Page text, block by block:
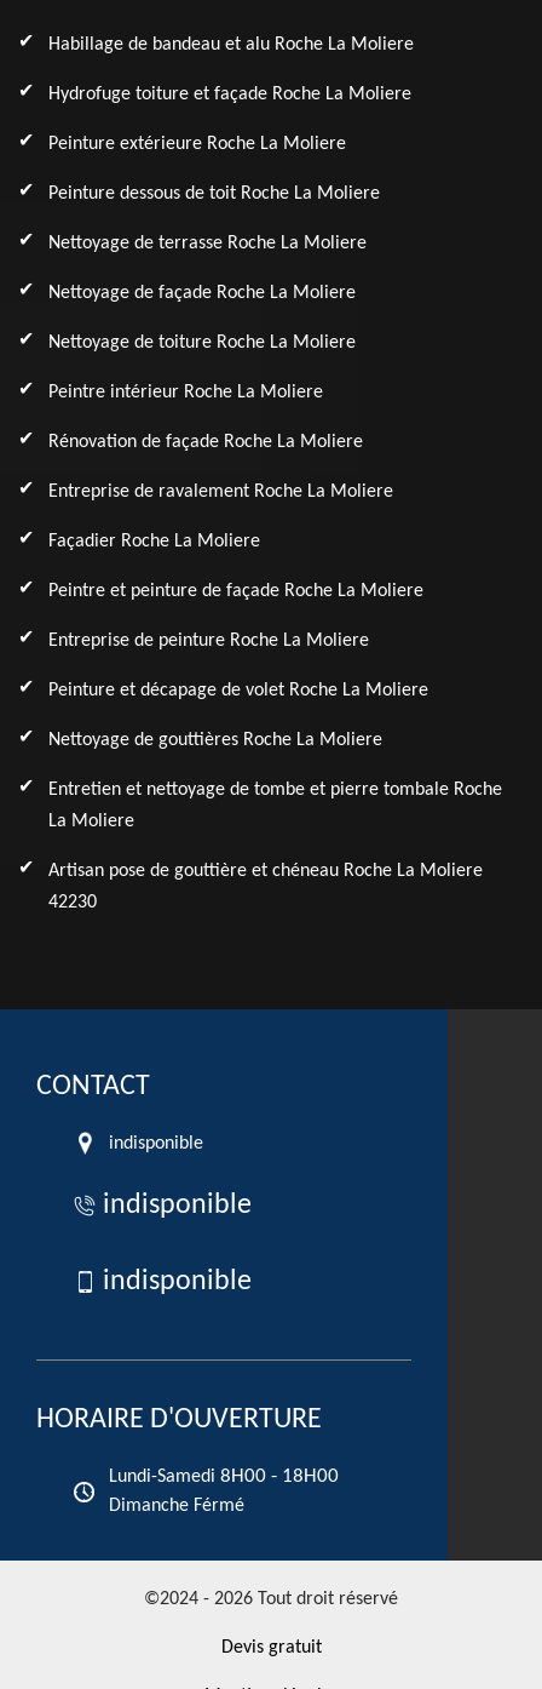
Habillage de bandeau et alu Roche La Moliere
Hydrofuge toiture et façade Roche La Moliere
Peinture extérieure Roche La Moliere
Peinture dessous de toit Roche La Moliere
Nettoyage de terrasse Roche La Moliere
Nettoyage de façade Roche La Moliere
Nettoyage de toiture Roche La Moliere
Peintre intérieur Roche La Moliere
Rénovation de façade Roche La Moliere
Entreprise de ravalement Roche La Moliere
Façadier Roche La Moliere
Peintre et peinture de façade Roche La Moliere
Entreprise de peinture Roche La Moliere
Peinture et décapage de volet Roche La Moliere
Nettoyage de gouttières Roche La Moliere
Entretien et nettoyage de tombe et pierre tombale Roche
La Moliere
Artisan pose de gouttière et chéneau Roche La Moliere
42230
CONTACT
indisponible
indisponible
indisponible
HORAIRE D'OUVERTURE
Lundi-Samedi 8H00 - 18H00
Dimanche Férmé
©2024 - 2026 Tout droit réservé
Devis gratuit